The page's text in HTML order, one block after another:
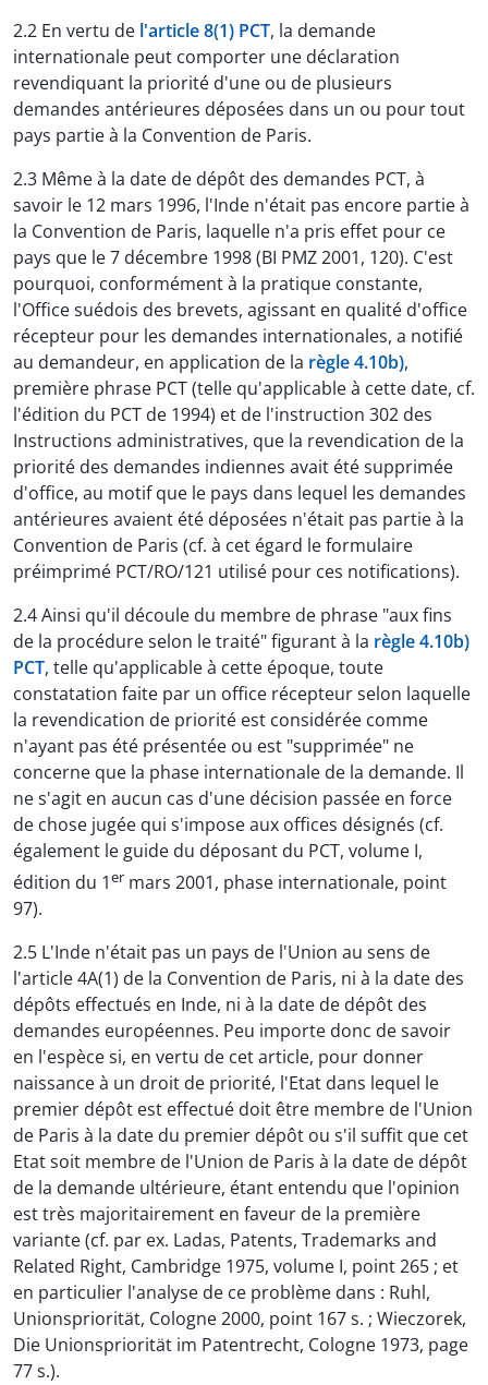
2.2 En vertu de l'article 8(1) PCT, la demande
internationale peut comporter une déclaration
revendiquant la priorité d'une ou de plusieurs
demandes antérieures déposées dans un ou pour tout
pays partie à la Convention de Paris.
2.3 Même à la date de dépôt des demandes PCT, à
savoir le 12 mars 1996, l'Inde n'était pas encore partie à
la Convention de Paris, laquelle n'a pris effet pour ce
pays que le 7 décembre 1998 (BI PMZ 2001, 120). C'est
pourquoi, conformément à la pratique constante,
l'Office suédois des brevets, agissant en qualité d'office
récepteur pour les demandes internationales, a notifié
au demandeur, en application de la règle 4.10b),
première phrase PCT (telle qu'applicable à cette date, cf.
l'édition du PCT de 1994) et de l'instruction 302 des
Instructions administratives, que la revendication de la
priorité des demandes indiennes avait été supprimée
d'office, au motif que le pays dans lequel les demandes
antérieures avaient été déposées n'était pas partie à la
Convention de Paris (cf. à cet égard le formulaire
préimprimé PCT/RO/121 utilisé pour ces notifications).
2.4 Ainsi qu'il découle du membre de phrase "aux fins
de la procédure selon le traité" figurant à la règle 4.10b)
PCT, telle qu'applicable à cette époque, toute
constatation faite par un office récepteur selon laquelle
la revendication de priorité est considérée comme
n'ayant pas été présentée ou est "supprimée" ne
concerne que la phase internationale de la demande. Il
ne s'agit en aucun cas d'une décision passée en force
de chose jugée qui s'impose aux offices désignés (cf.
également le guide du déposant du PCT, volume I,
édition du 1er mars 2001, phase internationale, point
97).
2.5 L'Inde n'était pas un pays de l'Union au sens de
l'article 4A(1) de la Convention de Paris, ni à la date des
dépôts effectués en Inde, ni à la date de dépôt des
demandes européennes. Peu importe donc de savoir
en l'espèce si, en vertu de cet article, pour donner
naissance à un droit de priorité, l'Etat dans lequel le
premier dépôt est effectué doit être membre de l'Union
de Paris à la date du premier dépôt ou s'il suffit que cet
Etat soit membre de l'Union de Paris à la date de dépôt
de la demande ultérieure, étant entendu que l'opinion
est très majoritairement en faveur de la première
variante (cf. par ex. Ladas, Patents, Trademarks and
Related Right, Cambridge 1975, volume I, point 265 ; et
en particulier l'analyse de ce problème dans : Ruhl,
Unionspriorität, Cologne 2000, point 167 s. ; Wieczorek,
Die Unionspriorität im Patentrecht, Cologne 1973, page
77 s.).